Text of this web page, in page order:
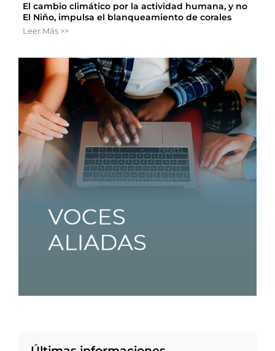
El cambio climático por la actividad humana, y no
El Niño, impulsa el blanqueamiento de corales
Leer Más >>